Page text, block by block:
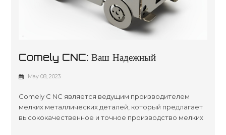
Comely CNC: Ваш Надежный
Производитель Мелких Металлических
May 08, 2023
Comely C NC является ведущим производителем
мелких металлических деталей, который предлагает
высококачественное и точное производство мелких